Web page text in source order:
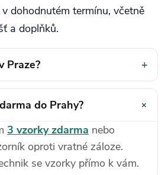
v dohodnutém termínu, včetně
a doplňků.
Praze? +
do Prahy? +
3 vzorky zdarma nebo
oproti vratné záloze.
se vzorky přímo k vám.